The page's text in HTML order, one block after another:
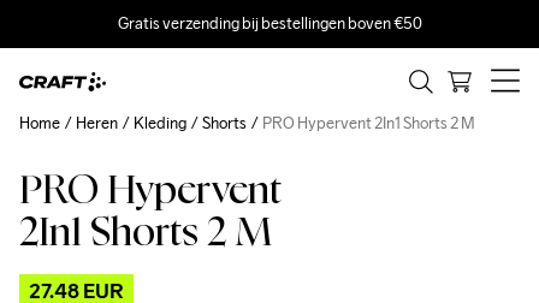
Gratis verzending bij bestellingen boven €50
PRO Hypervent
2In1 Shorts 2 M
27.48 EUR
Home Heren Kleding Shorts PRO Hypervent 2In1 Shorts 2 M
Outlet